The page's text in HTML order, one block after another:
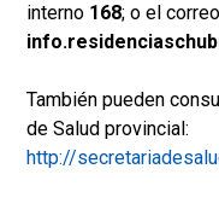
interno 168; o el
También pueden
de Salud provincial:
http://